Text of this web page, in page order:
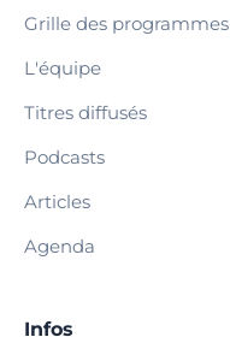
Grille des programmes
L'équipe
Titres diffusés
Podcasts
Articles
Agenda
Infos